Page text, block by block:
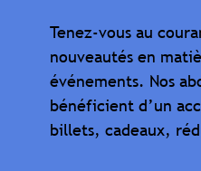
Tenez-vous au
nouveautés en
événements. Nos
bénéficient d’un
billets, cadeaux,